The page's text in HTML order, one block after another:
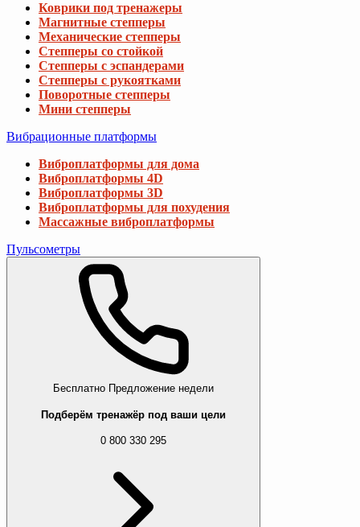
Коврики под тренажеры
Магнитные степперы
Механические степперы
Степперы со стойкой
Степперы с эспандерами
Степперы с рукоятками
Поворотные степперы
Мини степперы
Вибрационные платформы
Виброплатформы для дома
Виброплатформы 4D
Виброплатформы 3D
Виброплатформы для похудения
Массажные виброплатформы
Пульсометры
Бесплатно Предложение недели
Подберём тренажёр под ваши цели
0 800 330 295